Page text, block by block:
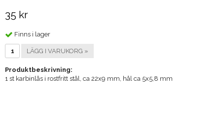
35 kr
Finns i lager
LÄGG I VARUKORG »
Produktbeskrivning:
1 st karbinlås i rostfritt stål, ca 22x9 mm, hål ca 5x5,8 mm